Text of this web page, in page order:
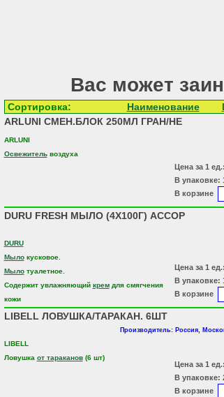
Вас может
Сортировка: Наименование
ARLUNI СМЕН.БЛОК 250МЛ ГРАН/НЕ
ARLUNI
Освежительвоздуха
Цена за 1 ед.:
В упаковке:
В корзине
DURU FRESH МЫЛО (4Х100Г) АССОР
DURU
Мылокусковое.
Мылотуалетное.
Содержит увлажняющий кремдля смягчения
кожи
Цена за 1 ед.:
В упаковке:
В корзине
LIBELL ЛОВУШКА/ТАРАКАН. 6ШТ
Производитель: Россия,
LIBELL
Ловушка от тараканов(6 шт)
Цена за 1 ед.:
В упаковке:
В корзине